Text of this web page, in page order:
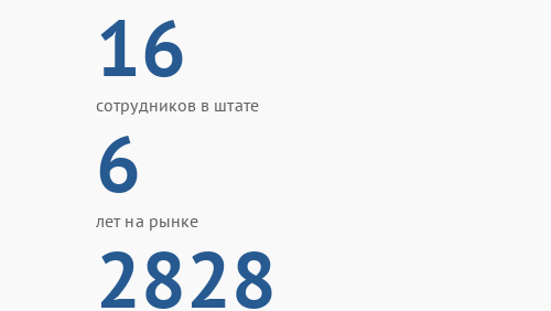
16
сотрудников в штате
6
лет на рынке
2828